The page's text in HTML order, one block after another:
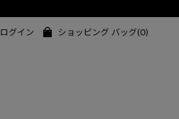
ログイン ショッピング バッグ(0)